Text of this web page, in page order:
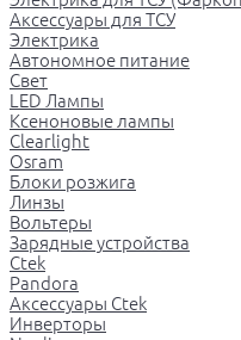
Аксессуары для ТСУ
Электрика
Автономное питание
Свет
LED Лампы
Ксеноновые лампы
Clearlight
Osram
Блоки розжига
Линзы
Вольтеры
Зарядные устройства
Ctek
Pandora
Аксессуары Ctek
Инверторы